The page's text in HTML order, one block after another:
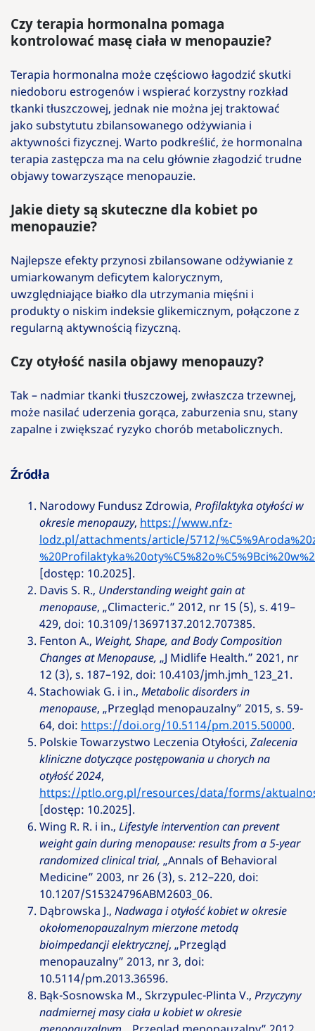
Czy terapia hormonalna pomaga
kontrolować masę ciała w menopauzie?
Terapia hormonalna może częściowo łagodzić skutki
niedoboru estrogenów i wspierać korzystny rozkład
tkanki tłuszczowej, jednak nie można jej traktować
jako substytutu zbilansowanego odżywiania i
aktywności fizycznej. Warto podkreślić, że hormonalna
terapia zastępcza ma na celu głównie złagodzić trudne
objawy towarzyszące menopauzie.
Jakie diety są skuteczne dla kobiet po
menopauzie?
Najlepsze efekty przynosi zbilansowane odżywianie z
umiarkowanym deficytem kalorycznym,
uwzględniające białko dla utrzymania mięśni i
produkty o niskim indeksie glikemicznym, połączone z
regularną aktywnością fizyczną.
Czy otyłość nasila objawy menopauzy?
Tak – nadmiar tkanki tłuszczowej, zwłaszcza trzewnej,
może nasilać uderzenia gorąca, zaburzenia snu, stany
zapalne i zwiększać ryzyko chorób metabolicznych.
Źródła
Narodowy Fundusz Zdrowia, Profilaktyka otyłości w
okresie menopauzy, https://www.nfz-
lodz.pl/attachments/article/5712/
[dostęp: 10.2025].
Davis S. R., Understanding weight gain at
menopause, „Climacteric.” 2012, nr 15 (5), s. 419–
429, doi: 10.3109/13697137.2012.707385.
Fenton A., Weight, Shape, and Body Composition
Changes at Menopause, „J Midlife Health.” 2021, nr
12 (3), s. 187–192, doi: 10.4103/jmh.jmh_123_21.
Stachowiak G. i in., Metabolic disorders in
menopause, „Przegląd menopauzalny” 2015, s. 59-
64, doi: https://doi.org/10.5114/pm.2015.50000.
Polskie Towarzystwo Leczenia Otyłości, Zalecenia
kliniczne dotyczące postępowania u chorych na
otyłość 2024,
https://ptlo.org.pl/resources/data/forms/
[dostęp: 10.2025].
Wing R. R. i in., Lifestyle intervention can prevent
weight gain during menopause: results from a 5-year
randomized clinical trial, „Annals of Behavioral
Medicine” 2003, nr 26 (3), s. 212–220, doi:
10.1207/S15324796ABM2603_06.
Dąbrowska J., Nadwaga i otyłość kobiet w okresie
okołomenopauzalnym mierzone metodą
bioimpedancji elektrycznej, „Przegląd
menopauzalny” 2013, nr 3, doi:
10.5114/pm.2013.36596.
Bąk-Sosnowska M., Skrzypulec-Plinta V., Przyczyny
nadmiernej masy ciała u kobiet w okresie